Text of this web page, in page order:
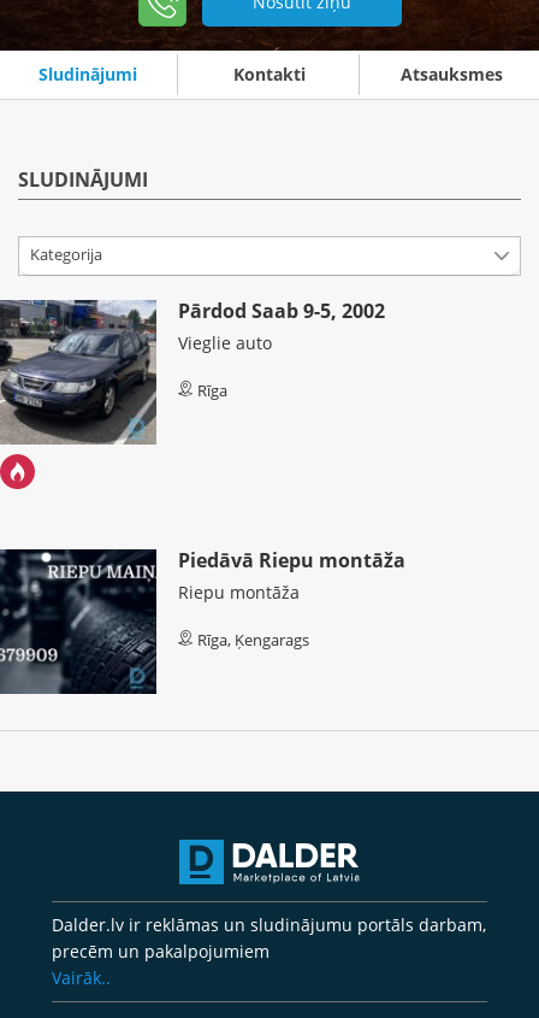
Sludinājumi Kontakti Atsauksmes
SLUDINĀJUMI
Kategorija
Pārdod Saab 9-5, 2002
Vieglie auto
Rīga
Piedāvā Riepu montāža
Riepu montāža
Rīga, Ķengarags
Dalder.lv ir reklāmas un sludinājumu portāls darbam,
precēm un pakalpojumiem
Vairāk..